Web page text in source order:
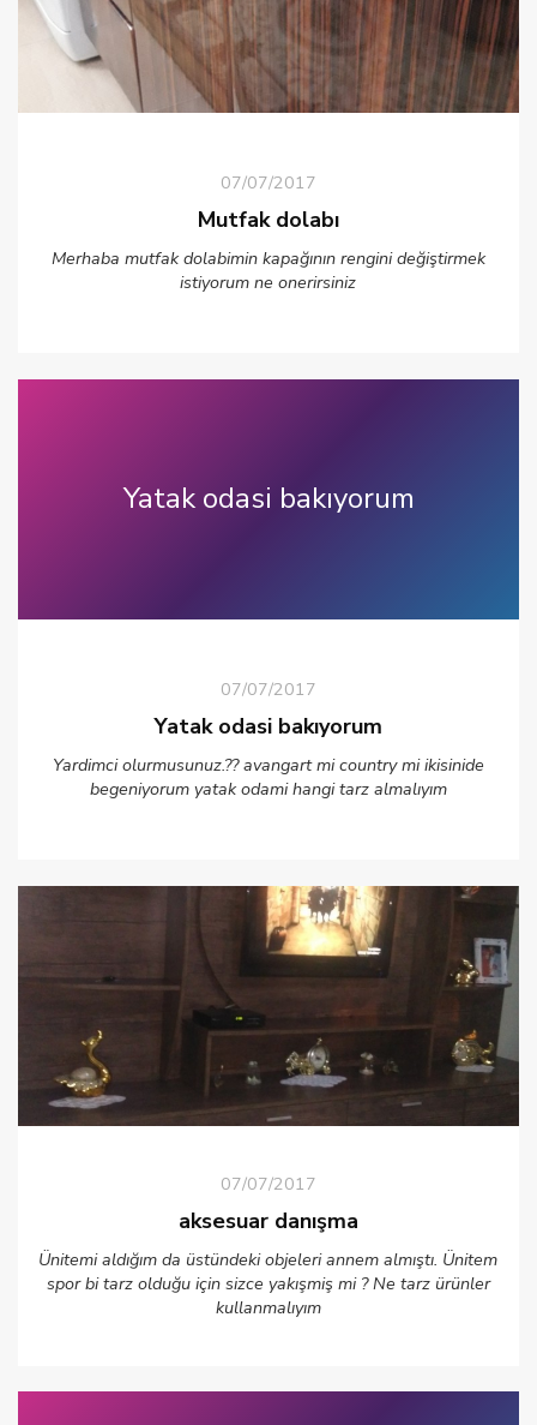
07/07/2017
Mutfak dolabı
Merhaba mutfak dolabimin kapağının rengini değiştirmek
istiyorum ne onerirsiniz
Yatak odasi bakıyorum
07/07/2017
Yatak odasi bakıyorum
Yardimci olurmusunuz.?? avangart mi country mi ikisinide
begeniyorum yatak odami hangi tarz almalıyım
07/07/2017
aksesuar danışma
Ünitemi aldığım da üstündeki objeleri annem almıştı. Ünitem
spor bi tarz olduğu için sizce yakışmiş mi ? Ne tarz ürünler
kullanmalıyım